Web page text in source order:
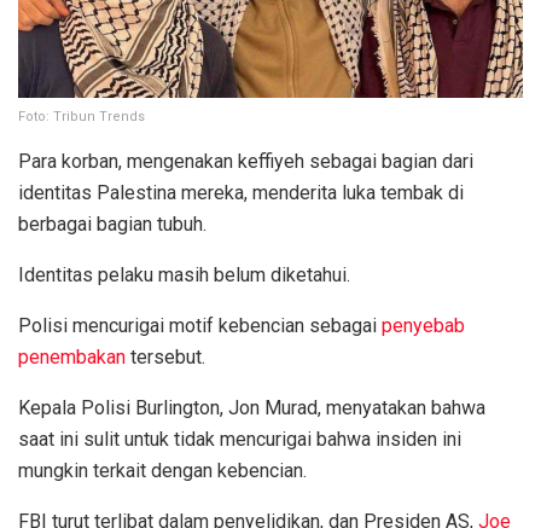
Foto: Tribun Trends
Para korban, mengenakan keffiyeh sebagai bagian dari
identitas Palestina mereka, menderita luka tembak di
berbagai bagian tubuh.
Identitas pelaku masih belum diketahui.
Polisi mencurigai motif kebencian sebagai penyebab
penembakan tersebut.
Kepala Polisi Burlington, Jon Murad, menyatakan bahwa
saat ini sulit untuk tidak mencurigai bahwa insiden ini
mungkin terkait dengan kebencian.
FBI turut terlibat dalam penyelidikan, dan Presiden AS, Joe